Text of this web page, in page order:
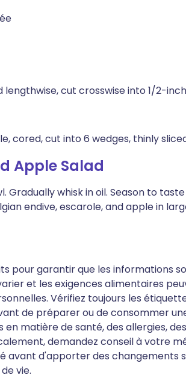
lengthwise, cut crosswise into 1/2-
cored, cut into 6 wedges, thinly
Apple Salad
Gradually whisk in oil. Season to
endive, escarole, and apple in
pour garantir que les informations
et les exigences alimentaires
Vérifiez toujours les
de préparer ou de consommer
matière de santé, des allergies,
demandez conseil à votre
avant d'apporter des changements
vie.